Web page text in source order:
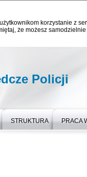
korzystanie z
że możesz
Policji
STRUKTURA PRACA